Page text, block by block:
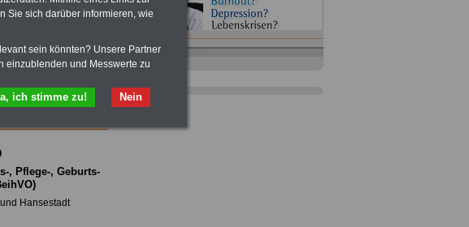
Alle drei
verständlich.
hier bestellt werden
, Pflege-, Geburts-
Hansestadt
Sie sich darüber informieren, wie
sein könnten? Unsere Partner
einzublenden und Messwerte zu
Nein
ich stimme zu!